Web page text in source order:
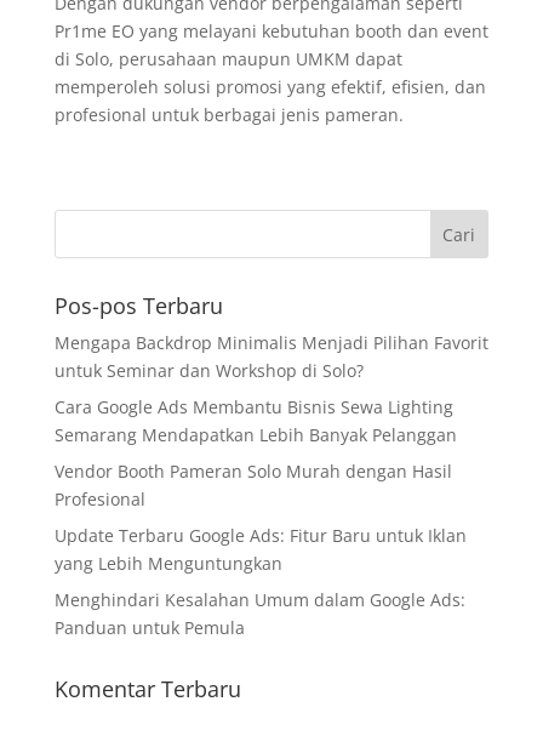
Pr1me EO yang melayani kebutuhan booth dan event
di Solo, perusahaan maupun UMKM dapat
memperoleh solusi promosi yang efektif, efisien, dan
profesional untuk berbagai jenis pameran.
Pos-pos Terbaru
Mengapa Backdrop Minimalis Menjadi Pilihan Favorit
untuk Seminar dan Workshop di Solo?
Cara Google Ads Membantu Bisnis Sewa Lighting
Semarang Mendapatkan Lebih Banyak Pelanggan
Vendor Booth Pameran Solo Murah dengan Hasil
Profesional
Update Terbaru Google Ads: Fitur Baru untuk Iklan
yang Lebih Menguntungkan
Menghindari Kesalahan Umum dalam Google Ads:
Panduan untuk Pemula
Komentar Terbaru